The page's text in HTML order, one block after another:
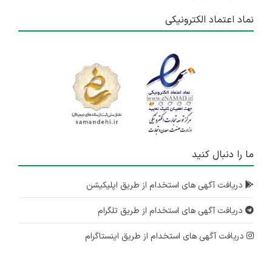
نماد اعتماد الکترونیکی
ما را دنبال کنید
دریافت آگهی های استخدام از طریق اپلیکیشن
دریافت آگهی های استخدام از طریق تلگرام
دریافت آگهی های استخدام از طریق اینستاگرام